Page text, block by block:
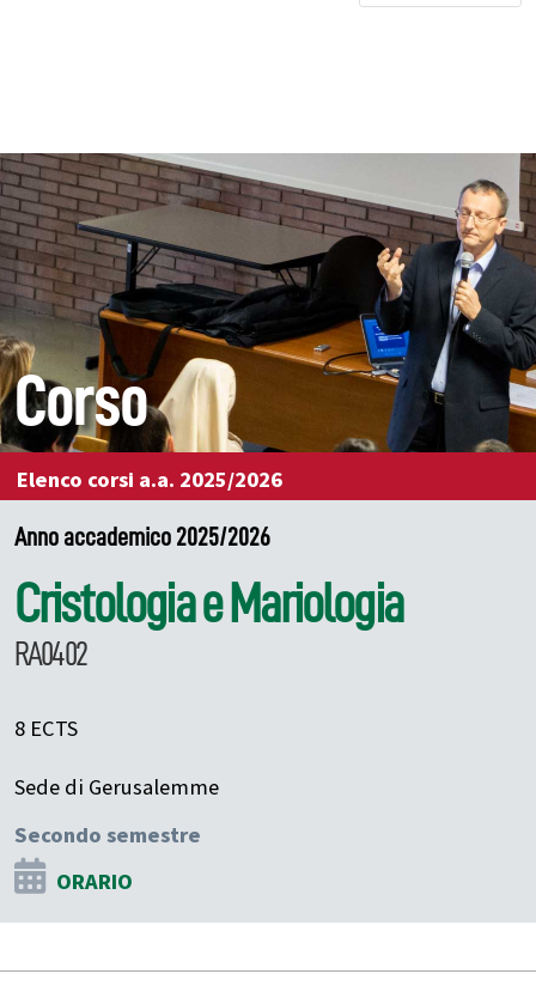
Corso
Elenco corsi a.a. 2025/2026
Anno accademico 2025/2026
Cristologia e Mariologia
RA0402
8 ECTS
Sede di Gerusalemme
Secondo semestre
ORARIO